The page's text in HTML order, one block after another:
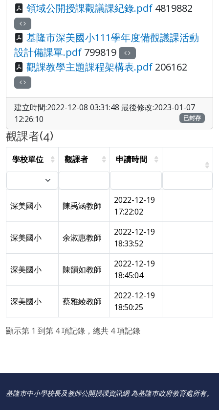
領域公開授課觀議課紀錄.pdf 4819882
基隆市深美國小111學年度備觀議課活動
設計備課單.pdf 799819
觀課教學主題課程架構表.pdf 206162
建立時間:2022-12-08 03:31:48 最後修改:2023-01-07
12:26:10
已封存
觀課者(4)
學校單位 觀課者 申請時間
深美國小 陳禹涵教師
2022-12-19
17:22:02
深美國小 余淑惠教師
2022-12-19
18:33:52
深美國小 陳韻如教師
2022-12-19
18:45:04
深美國小 蔡雅綾教師
2022-12-19
18:50:25
顯示第 1 到第 4 項記錄，總共 4 項記錄
基隆市中小學校長及教師公開授課資訊網 為基隆巿政府教育處所有。